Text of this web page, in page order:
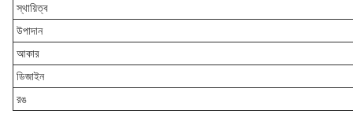
স্থায়িত্ব
উপাদান
আকার
ডিজাইন
রঙ